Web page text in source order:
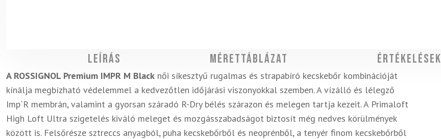
Leírás Mérettáblázat Értékelések
A ROSSIGNOL Premium IMPR M Black női síkesztyű rugalmas és strapabíró kecskebőr kombinációját
kínálja megbízható védelemmel a kedvezőtlen időjárási viszonyokkal szemben. A vízálló és lélegző
Imp`R membrán, valamint a gyorsan száradó R-Dry bélés szárazon és melegen tartja kezeit. A Primaloft
High Loft Ultra szigetelés kiváló meleget és mozgásszabadságot biztosít még nedves körülmények
között is. Felsőrésze sztreccs anyagból, puha kecskebőrből és neoprénből, a tenyér finom kecskebőrből